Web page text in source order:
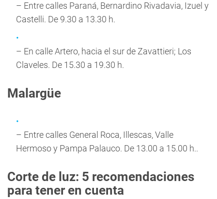
– Entre calles Paraná, Bernardino Rivadavia, Izuel y
Castelli. De 9.30 a 13.30 h.
– En calle Artero, hacia el sur de Zavattieri; Los
Claveles. De 15.30 a 19.30 h.
Malargüe
– Entre calles General Roca, Illescas, Valle
Hermoso y Pampa Palauco. De 13.00 a 15.00 h..
Corte de luz: 5 recomendaciones
para tener en cuenta